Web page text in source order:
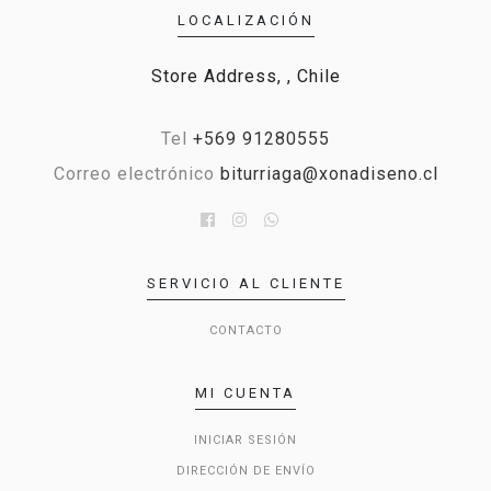
LOCALIZACIÓN
Store Address, , Chile
Tel +569 91280555
Correo electrónico biturriaga@xonadiseno.cl
SERVICIO AL CLIENTE
CONTACTO
MI CUENTA
INICIAR SESIÓN
DIRECCIÓN DE ENVÍO